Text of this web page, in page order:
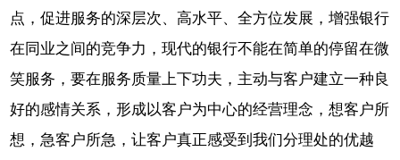
点，促进服务的深层次、高水平、全方位发展，增强银行
在同业之间的竞争力，现代的银行不能在简单的停留在微
笑服务，要在服务质量上下功夫，主动与客户建立一种良
好的感情关系，形成以客户为中心的经营理念，想客户所
想，急客户所急，让客户真正感受到我们分理处的优越